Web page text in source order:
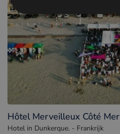
Hôtel Merveilleux Côté Mer
Hotel in Dunkerque. - Frankrijk